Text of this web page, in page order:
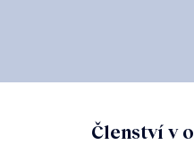
Členství v